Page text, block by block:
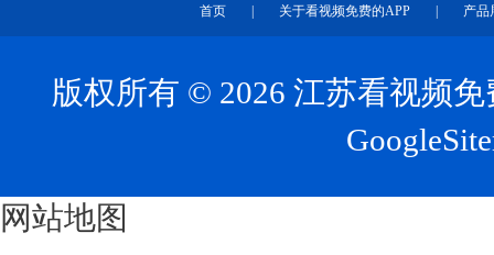
首页 关于看视频免费的APP 产品
版权所有 © 2026 江苏看视频
网站地图